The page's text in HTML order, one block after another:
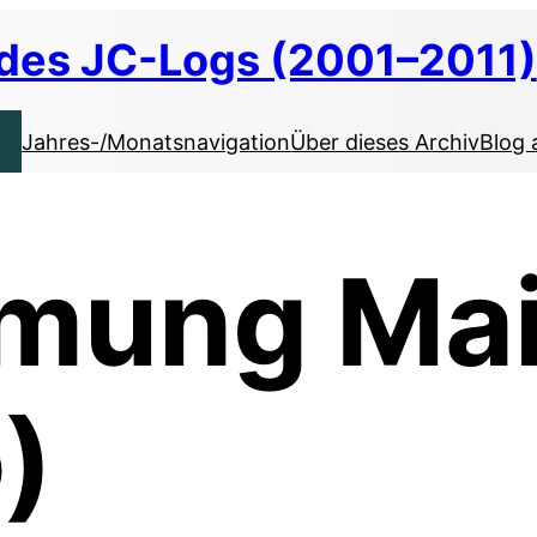
JC-Logs (2001–2011)
Jahres-/MonatsnavigationÜber dieses ArchivBlog